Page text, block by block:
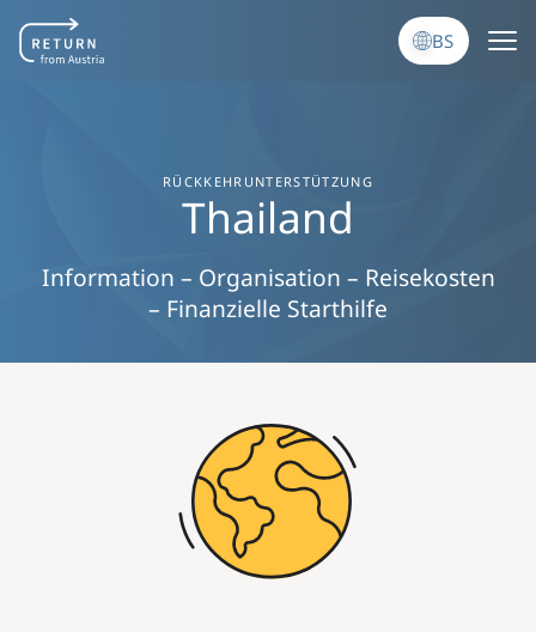
BS
RÜCKKEHRUNTERSTÜTZUNG
Thailand
Information – Organisation – Reisekosten
– Finanzielle Starthilfe